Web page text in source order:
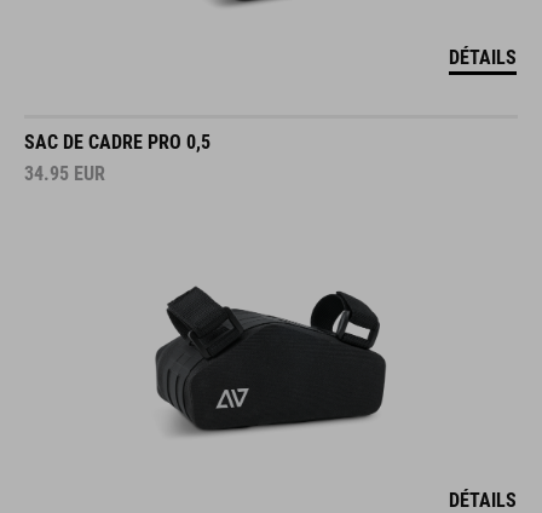
DÉTAILS
SAC DE CADRE PRO 0,5
34.95 EUR
DÉTAILS